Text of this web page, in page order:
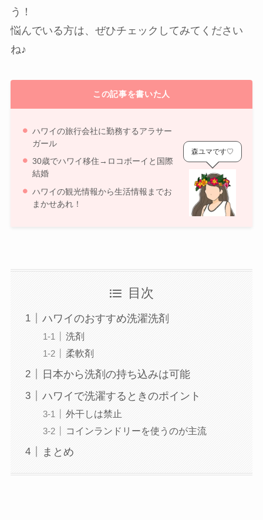
う！
悩んでいる方は、ぜひチェックしてみてください
ね♪
この記事を書いた人
ハワイの旅行会社に勤務するアラサー
ガール
30歳でハワイ移住→ロコボーイと国際
結婚
ハワイの観光情報から生活情報までお
まかせあれ！
森ユマです♡
目次
ハワイのおすすめ洗濯洗剤
洗剤
柔軟剤
日本から洗剤の持ち込みは可能
ハワイで洗濯するときのポイント
外干しは禁止
コインランドリーを使うのが主流
まとめ